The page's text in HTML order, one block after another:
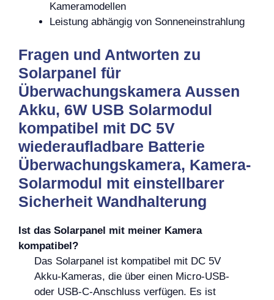
Kameramodellen
Leistung abhängig von Sonneneinstrahlung
Fragen und Antworten zu
Solarpanel für
Überwachungskamera Aussen
Akku, 6W USB Solarmodul
kompatibel mit DC 5V
wiederaufladbare Batterie
Überwachungskamera, Kamera-
Solarmodul mit einstellbarer
Sicherheit Wandhalterung
Ist das Solarpanel mit meiner Kamera
kompatibel?
Das Solarpanel ist kompatibel mit DC 5V
Akku-Kameras, die über einen Micro-USB-
oder USB-C-Anschluss verfügen. Es ist